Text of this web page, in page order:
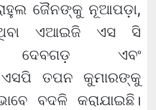
ଜୈନଙ୍କୁ ନୂଆପଡ଼ା,
ଏଆଇଜି ଏସ ସି
ଦେବଗଡ଼ ଏବଂ
ଏସପି ତପନ କୁମାରଙ୍କୁ
ବଦଳି କରାଯାଇଛି।